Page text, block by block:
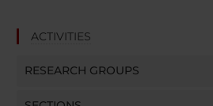
ACTIVITIES
RESEARCH GROUPS